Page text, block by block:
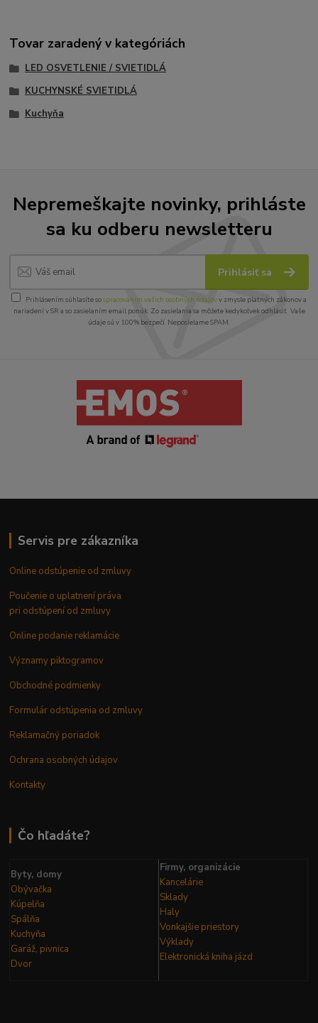
Tovar zaradený v kategóriách
LED OSVETLENIE / SVIETIDLÁ
KUCHYNSKÉ SVIETIDLÁ
Kuchyňa
Nepremeškajte novinky, prihláste
sa ku odberu newsletteru
Prihlásiť sa
Prihlásením súhlasíte sospracovaním vašich osobných údajovv zmysle platných zákonov a
nariadení v SR a so zasielaním email ponúk. Zo zasielania sa môžete kedykoľvek odhlásiť. Vaše
údaje sú v 100% bezpečí. Neposielame SPAM.
Servis pre zákazníka
Online odstúpenie od zmluvy
Poučenie o uplatnení práva
pri odstúpení od zmluvy
Online podanie reklamácie
Významy piktogramov
Obchodné podmienky
Formulár odstúpenia od zmluvy
Reklamačný poriadok
Ochrana osobných údajov
Kontakty
Čo hľadáte?
Byty, domy
Obývačka
Kúpelňa
Spálňa
Kuchyňa
Garáž, pivnica
Dvor
Firmy, organizácie
Kancelárie
Sklady
Haly
Vonkajšie priestory
Výklady
Elektronická kniha jázd